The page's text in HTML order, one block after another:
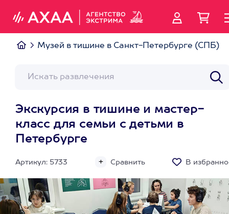
Музей в тишине в Санкт-Петербурге (СПБ)
Экскурсия в тишине и мастер-
класс для семьи с детьми в
Петербурге
Артикул: 5733 Сравнить В